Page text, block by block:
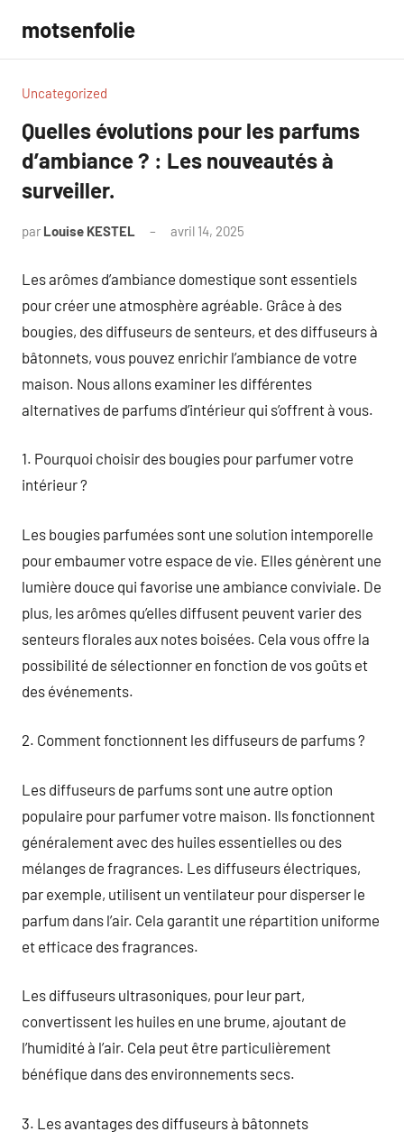
contenu
motsenfolie
Uncategorized
Quelles évolutions pour les parfums
d’ambiance ? : Les nouveautés à
surveiller.
par Louise KESTEL avril 14, 2025
Les arômes d’ambiance domestique sont essentiels
pour créer une atmosphère agréable. Grâce à des
bougies, des diffuseurs de senteurs, et des diffuseurs à
bâtonnets, vous pouvez enrichir l’ambiance de votre
maison. Nous allons examiner les différentes
alternatives de parfums d’intérieur qui s’offrent à vous.
1. Pourquoi choisir des bougies pour parfumer votre
intérieur ?
Les bougies parfumées sont une solution intemporelle
pour embaumer votre espace de vie. Elles génèrent une
lumière douce qui favorise une ambiance conviviale. De
plus, les arômes qu’elles diffusent peuvent varier des
senteurs florales aux notes boisées. Cela vous offre la
possibilité de sélectionner en fonction de vos goûts et
des événements.
2. Comment fonctionnent les diffuseurs de parfums ?
Les diffuseurs de parfums sont une autre option
populaire pour parfumer votre maison. Ils fonctionnent
généralement avec des huiles essentielles ou des
mélanges de fragrances. Les diffuseurs électriques,
par exemple, utilisent un ventilateur pour disperser le
parfum dans l’air. Cela garantit une répartition uniforme
et efficace des fragrances.
Les diffuseurs ultrasoniques, pour leur part,
convertissent les huiles en une brume, ajoutant de
l’humidité à l’air. Cela peut être particulièrement
bénéfique dans des environnements secs.
3. Les avantages des diffuseurs à bâtonnets